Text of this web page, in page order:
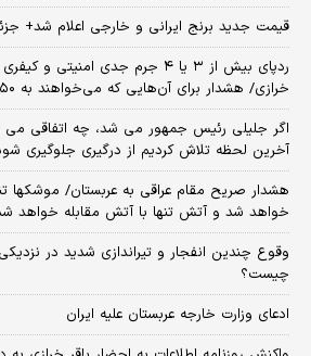
قیمت جدید برنج ایرانی و خارجی اعلام شد+
ردپای بیش از ۳ یا ۴ جرم جدی
خرازی/ هشدار برای آن‌هایی که می‌خواهند به ۲۵۰ هزار نفر بپیوندند
اگر جلیلی رئیس جمهور می شد، چه اتفاقی می
آخرین لحظه تلاش کردیم از درگیری جلوگیری
هشدار صریح مقام عراقی به عربستان/ موشکها
خواهد شد و آتش تنها با آتش مقابله خواهد
وقوع چندین انفجار و تیراندازی شدید در
چیست؟
ادعای وزارت خارجه عربستان علیه ایران